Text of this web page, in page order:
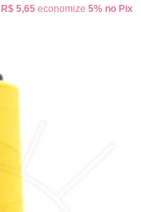
R$ 5,65 economize 5% no Pix